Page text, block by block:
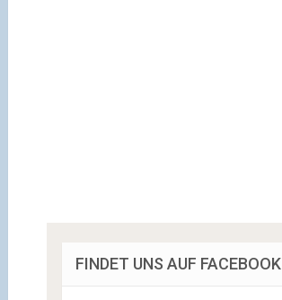
FINDET UNS AUF FACEBOOK